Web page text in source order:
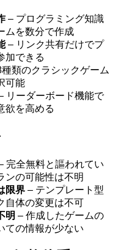
– プログラミング知識
ムを数分で作成
– リンク共有だけでプ
加できる
類のクラシックゲーム
可能
リーダーボード機能で
欲を高める
完全無料と謳われてい
ンの可能性は不明
限界 – テンプレート型
自体の変更は不可
明 – 作成したゲームの
ての情報が少ない